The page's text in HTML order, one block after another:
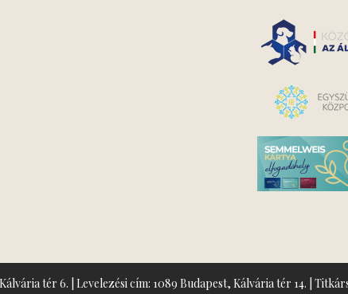
tér 6. | Levelezési cím: 1089 Budapest, Kálvária tér 14. |